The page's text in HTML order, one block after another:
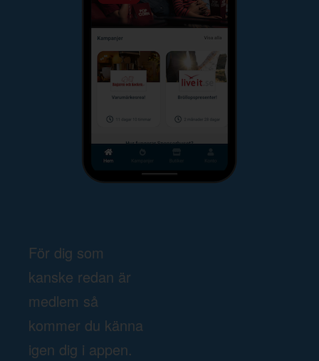
För dig som
kanske redan är
medlem så
kommer du känna
igen dig i appen.